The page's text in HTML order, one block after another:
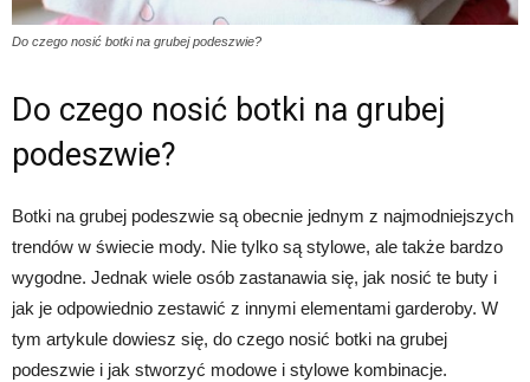
Do czego nosić botki na grubej podeszwie?
Do czego nosić botki na grubej
podeszwie?
Botki na grubej podeszwie są obecnie jednym z najmodniejszych
trendów w świecie mody. Nie tylko są stylowe, ale także bardzo
wygodne. Jednak wiele osób zastanawia się, jak nosić te buty i
jak je odpowiednio zestawić z innymi elementami garderoby. W
tym artykule dowiesz się, do czego nosić botki na grubej
podeszwie i jak stworzyć modowe i stylowe kombinacje.